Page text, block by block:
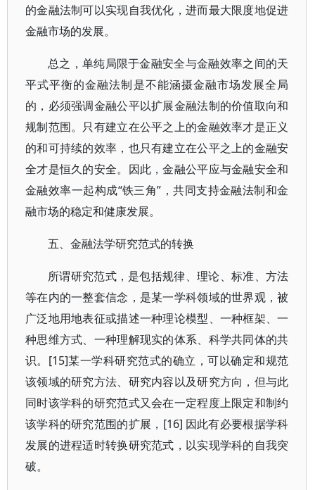
的金融法制可以实现自我优化，进而最大限度地促进
金融市场的发展。
总之，单纯局限于金融安全与金融效率之间的天
平式平衡的金融法制是不能涵摄金融市场发展全局
的，必须强调金融公平以扩展金融法制的价值取向和
规制范围。只有建立在公平之上的金融效率才是正义
的和可持续的效率，也只有建立在公平之上的金融安
全才是恒久的安全。因此，金融公平应与金融安全和
金融效率一起构成“铁三角”，共同支持金融法制和金
融市场的稳定和健康发展。
五、金融法学研究范式的转换
所谓研究范式，是包括规律、理论、标准、方法
等在内的一整套信念，是某一学科领域的世界观，被
广泛地用地表征或描述一种理论模型、一种框架、一
种思维方式、一种理解现实的体系、科学共同体的共
识。[15]某一学科研究范式的确立，可以确定和规范
该领域的研究方法、研究内容以及研究方向，但与此
同时该学科的研究范式又会在一定程度上限定和制约
该学科的研究范围的扩展，[16] 因此有必要根据学科
发展的进程适时转换研究范式，以实现学科的自我突
破。